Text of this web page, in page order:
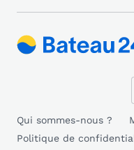
Qui sommes-nous ?
Politique de